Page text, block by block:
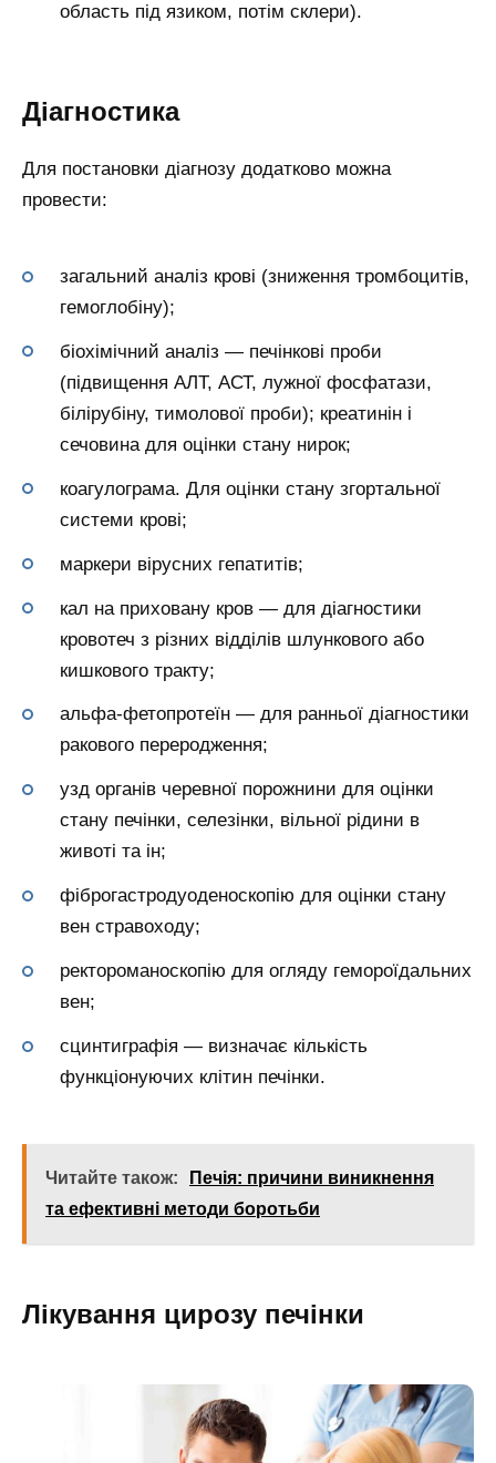
область під язиком, потім склери).
Діагностика
Для постановки діагнозу додатково можна
провести:
загальний аналіз крові (зниження тромбоцитів,
гемоглобіну);
біохімічний аналіз — печінкові проби
(підвищення АЛТ, АСТ, лужної фосфатази,
білірубіну, тимолової проби); креатинін і
сечовина для оцінки стану нирок;
коагулограма. Для оцінки стану згортальної
системи крові;
маркери вірусних гепатитів;
кал на приховану кров — для діагностики
кровотеч з різних відділів шлункового або
кишкового тракту;
альфа-фетопротеїн — для ранньої діагностики
ракового переродження;
узд органів черевної порожнини для оцінки
стану печінки, селезінки, вільної рідини в
животі та ін;
фіброгастродуоденоскопію для оцінки стану
вен стравоходу;
ректороманоскопію для огляду гемороїдальних
вен;
сцинтиграфія — визначає кількість
функціонуючих клітин печінки.
Читайте також:
Печія: причини виникнення
та ефективні методи боротьби
Лікування цирозу печінки